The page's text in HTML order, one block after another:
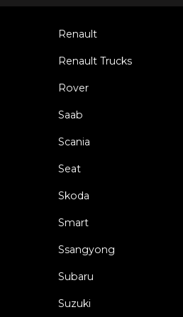
Renault
Renault Trucks
Rover
Saab
Scania
Seat
Skoda
Smart
Ssangyong
Subaru
Suzuki